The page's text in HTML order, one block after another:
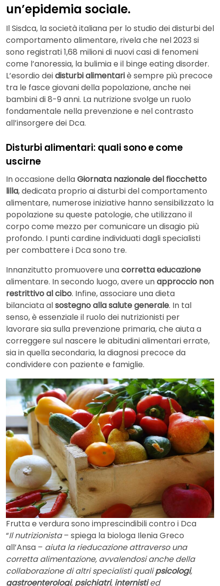
un’epidemia sociale.
Il Sisdca, la società italiana per lo studio dei disturbi del
comportamento alimentare, rivela che nel 2023 si
sono registrati 1,68 milioni di nuovi casi di fenomeni
come l’anoressia, la bulimia e il binge eating disorder.
L’esordio deidisturbi alimentariè sempre più precoce
tra le fasce giovani della popolazione, anche nei
bambini di 8-9 anni. La nutrizione svolge un ruolo
fondamentale nella prevenzione e nel contrasto
all’insorgere dei Dca.
Disturbi alimentari: quali sono e come
uscirne
In occasione dellaGiornata nazionale del fiocchetto
lilla, dedicata proprio ai disturbi del comportamento
alimentare, numerose iniziative hanno sensibilizzato la
popolazione su queste patologie, che utilizzano il
corpo come mezzo per comunicare un disagio più
profondo. I punti cardine individuati dagli specialisti
per combattere i Dca sono tre.
Innanzitutto promuovere unacorretta educazione
alimentare. In secondo luogo, avere unapproccio non
restrittivo al cibo. Infine, associare una dieta
bilanciata alsostegno allasalute generale. In tal
senso, è essenziale il ruolo dei nutrizionisti per
lavorare sia sulla prevenzione primaria, che aiuta a
correggere sul nascere le abitudini alimentari errate,
sia in quella secondaria, la diagnosi precoce da
condividere con paziente e famiglie.
Frutta e verdura sono imprescindibili contro i Dca
“Il nutrizionista– spiega la biologa Ilenia Greco
all’Ansa – aiuta la rieducazione attraverso una
corretta alimentazione, avvalendosi anche della
collaborazione di altri specialisti qualipsicologi,
gastroenterologi, psichiatri, internistied